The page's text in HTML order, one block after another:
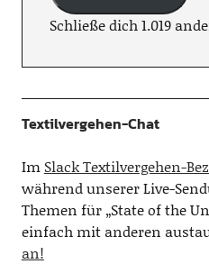
Schließe dich 1.019
Textilvergehen-Chat
Im Slack Textilvergehen-
während unserer Live-
Themen für „State of the
einfach mit anderen
an!